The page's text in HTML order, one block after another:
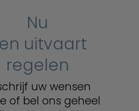
Nu
uitvaart
regelen
uw wensen
of bel ons geheel